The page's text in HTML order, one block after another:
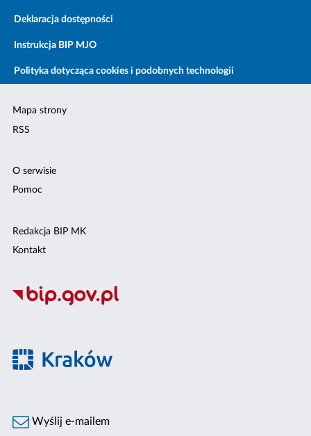
Deklaracja dostępności
Instrukcja BIP MJO
Polityka dotycząca cookies i podobnych technologii
Mapa strony
RSS
O serwisie
Pomoc
Redakcja BIP MK
Kontakt
Wyślij e-mailem